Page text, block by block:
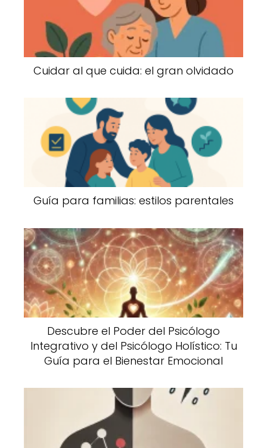
Cuidar al que cuida: el gran olvidado
Guía para familias: estilos parentales
Descubre el Poder del Psicólogo
Integrativo y del Psicólogo Holístico: Tu
Guía para el Bienestar Emocional